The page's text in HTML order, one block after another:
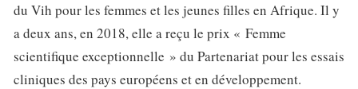
du Vih pour les femmes et les jeunes filles en Afrique. Il y
a deux ans, en 2018, elle a reçu le prix « Femme
scientifique exceptionnelle » du Partenariat pour les essais
cliniques des pays européens et en développement.